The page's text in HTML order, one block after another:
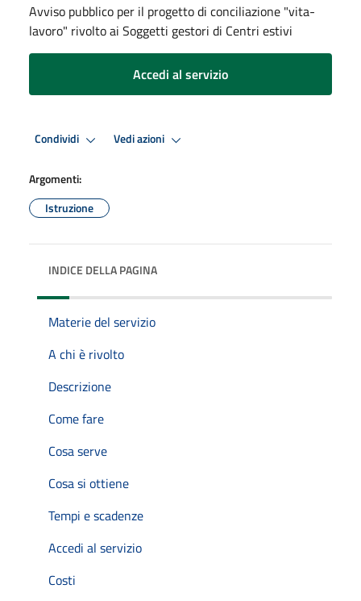
Avviso pubblico per il progetto di conciliazione "vita-
lavoro" rivolto ai Soggetti gestori di Centri estivi
Accedi al servizio
Condividi Vedi azioni
Argomenti:
Istruzione
INDICE DELLA PAGINA
Materie del servizio
A chi è rivolto
Descrizione
Come fare
Cosa serve
Cosa si ottiene
Tempi e scadenze
Accedi al servizio
Costi